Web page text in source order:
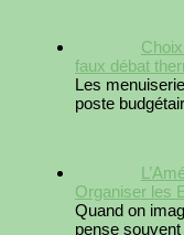
faux débat
Les
poste
Organiser les
Quand on
pense